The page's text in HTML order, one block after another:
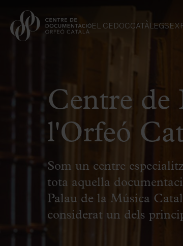
EL CEDOCCATÀLEGS
Centre de
l'Orfeó
Som un centre
tota aquella
Palau de la Música
considerat un dels